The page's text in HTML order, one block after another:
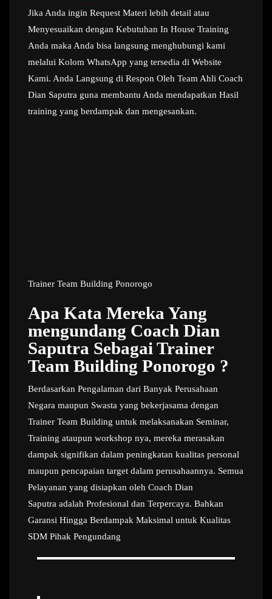
Jika Anda ingin Request Materi lebih detail atau
Menyesuaikan dengan Kebutuhan In House Training
Anda maka Anda bisa langsung menghubungi kami
melalui Kolom WhatsApp yang tersedia di Website
Kami. Anda Langsung di Respon Oleh Team Ahli Coach
Dian Saputra guna membantu Anda mendapatkan Hasil
training yang berdampak dan mengesankan.
Trainer Team Building Ponorogo
Apa Kata Mereka Yang
mengundang Coach Dian
Saputra Sebagai Trainer
Team Building Ponorogo ?
Berdasarkan Pengalaman dari Banyak Perusahaan
Negara maupun Swasta yang bekerjasama dengan
Trainer Team Building untuk melaksanakan Seminar,
Training ataupun workshop nya, mereka merasakan
dampak signifikan dalam peningkatan kualitas personal
maupun pencapaian target dalam perusahaannya. Semua
Pelayanan yang disiapkan oleh Coach Dian
Saputra adalah Profesional dan Terpercaya. Bahkan
Garansi Hingga Berdampak Maksimal untuk Kualitas
SDM Pihak Pengundang